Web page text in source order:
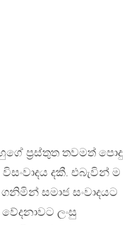
ප්‍රස්තුත තවමත් පොදු
දකී. එබැවින් ම
සමාජ සංවාදයට
ලංසු